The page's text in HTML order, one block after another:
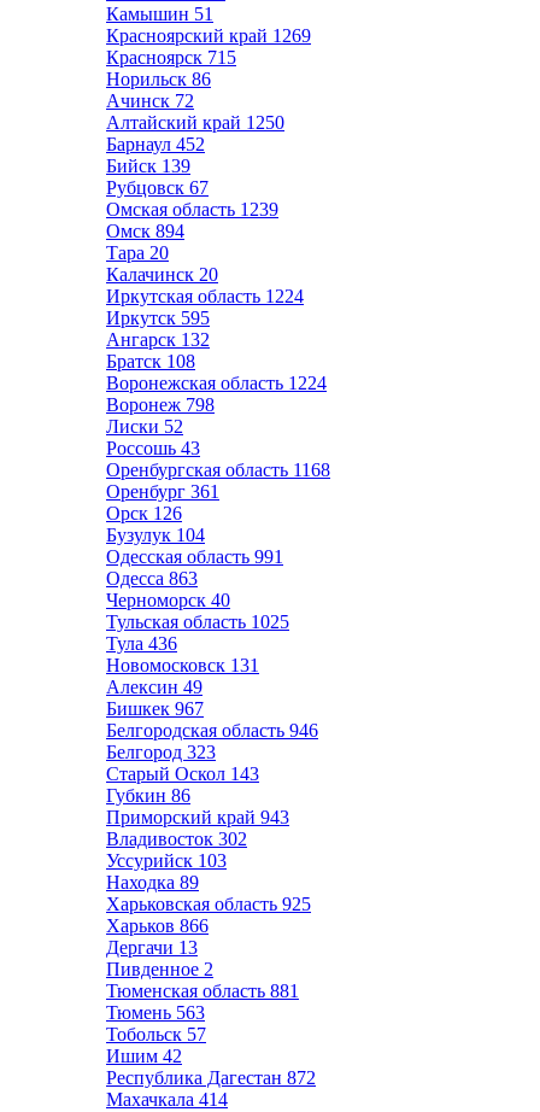
Камышин 51
Красноярский край 1269
Красноярск 715
Норильск 86
Ачинск 72
Алтайский край 1250
Барнаул 452
Бийск 139
Рубцовск 67
Омская область 1239
Омск 894
Тара 20
Калачинск 20
Иркутская область 1224
Иркутск 595
Ангарск 132
Братск 108
Воронежская область 1224
Воронеж 798
Лиски 52
Россошь 43
Оренбургская область 1168
Оренбург 361
Орск 126
Бузулук 104
Одесская область 991
Одесса 863
Черноморск 40
Тульская область 1025
Тула 436
Новомосковск 131
Алексин 49
Бишкек 967
Белгородская область 946
Белгород 323
Старый Оскол 143
Губкин 86
Приморский край 943
Владивосток 302
Уссурийск 103
Находка 89
Харьковская область 925
Харьков 866
Дергачи 13
Пивденное 2
Тюменская область 881
Тюмень 563
Тобольск 57
Ишим 42
Республика Дагестан 872
Махачкала 414